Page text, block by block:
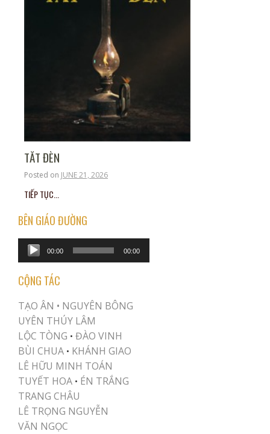
TẮT ĐÈN
Posted on JUNE 21, 2026
TIẾP TỤC...
BÊN GIÁO ĐƯỜNG
Audio
Player
00:00 00:00
CỘNG TÁC
TẠO ÂN • NGUYÊN BÔNG
UYÊN THÚY LÂM
LỘC TÒNG • ĐÀO VINH
BÙI CHUA • KHÁNH GIAO
LÊ HỮU MINH TOÁN
TUYẾT HOA • ÉN TRẮNG
TRANG CHÂU
LÊ TRỌNG NGUYỄN
VĂN NGỌC